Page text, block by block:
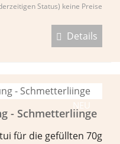
Status) keine Preise
Details
NEU
- Schmetterliinge
für die gefüllten 70g